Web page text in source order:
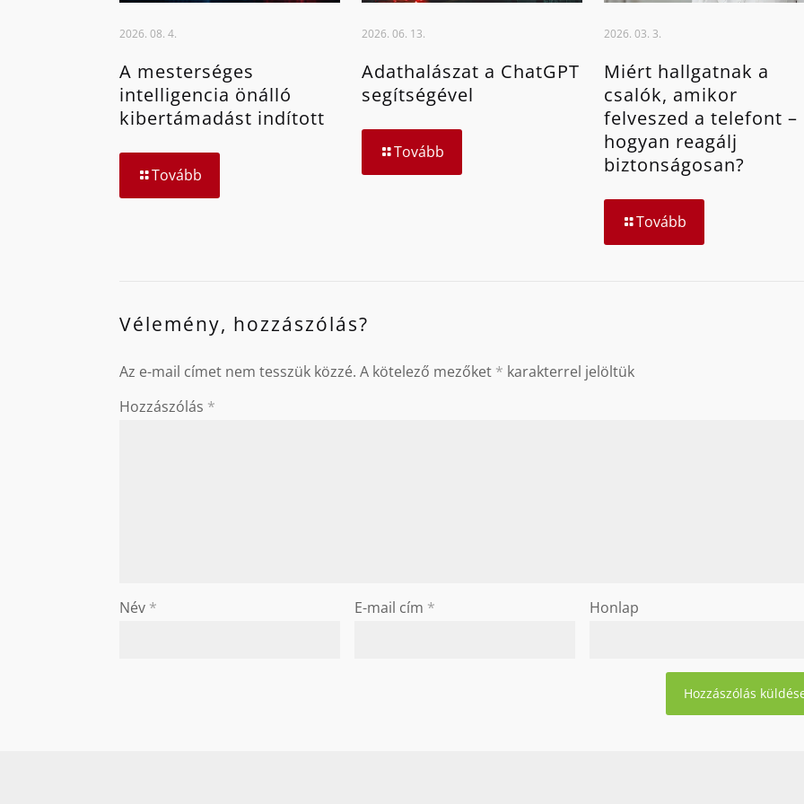
2026. 08. 4.
A mesterséges
intelligencia önálló
kibertámadást indított
Tovább
2026. 06. 13.
Adathalászat a ChatGPT
segítségével
Tovább
2026. 03. 3.
Miért hallgatnak a
csalók, amikor
felveszed a telefont –
hogyan reagálj
biztonságosan?
Tovább
Vélemény, hozzászólás?
Az e-mail címet nem tesszük közzé. A kötelező mezőket * karakterrel jelöltük
Hozzászólás *
Név * E-mail cím * Honlap